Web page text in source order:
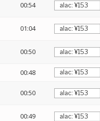
00:54
01:04
00:50
00:48
00:50
00:49